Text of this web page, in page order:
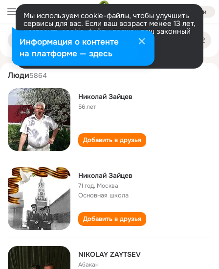
Войти
Мы используем cookie-файлы, чтобы улучшить
сервисы для вас. Если ваш возраст менее 13 лет,
настроить cookie-файлы должен ваш законный
представитель. Больше информации
Разрешить все Настроить
Поиск
людям
nikolay zaytsev
Люди5864
Николай Зайцев
56 лет
Добавить в друзья
Николай Зайцев
71 год, Москва
Основная школа
Добавить в друзья
NIKOLAY ZAYTSEV
Абакан
Информация о контенте
на платформе — здесь